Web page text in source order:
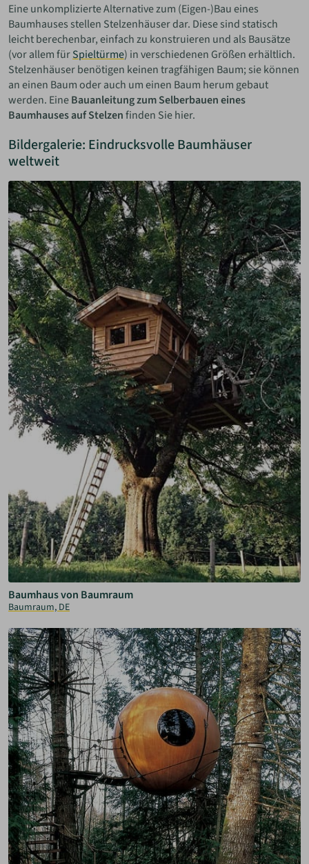
Eine unkomplizierte Alternative zum (Eigen-)Bau eines
Baumhauses stellen Stelzenhäuser dar. Diese sind statisch
leicht berechenbar, einfach zu konstruieren und als Bausätze
(vor allem fürSpieltürme) in verschiedenen Größen erhältlich.
Stelzenhäuser benötigen keinen tragfähigen Baum; sie können
an einen Baum oder auch um einen Baum herum gebaut
werden. EineBauanleitung zum Selberbauen eines
Baumhauses auf Stelzenfinden Sie hier.
Bildergalerie: Eindrucksvolle Baumhäuser
weltweit
Baumhaus von Baumraum
Baumraum, DE